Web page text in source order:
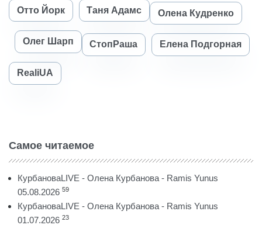
Отто Йорк Таня Адамс Олена Кудренко
Олег Шарп СтопРаша Елена Подгорная
RealiUA
Самое читаемое
КурбановаLIVE - Олена Курбанова - Ramis Yunus
05.08.2026 59
КурбановаLIVE - Олена Курбанова - Ramis Yunus
01.07.2026 23